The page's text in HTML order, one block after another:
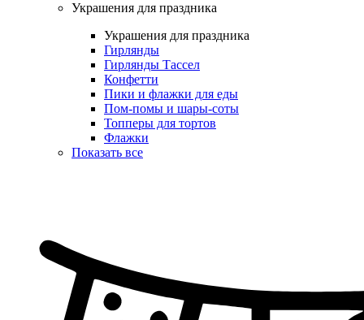
Украшения для праздника
Украшения для праздника
Гирлянды
Гирлянды Тассел
Конфетти
Пики и флажки для еды
Пом-помы и шары-соты
Топперы для тортов
Флажки
Показать все